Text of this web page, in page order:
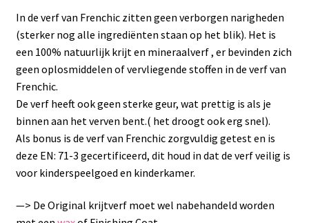
In de verf van Frenchic zitten geen verborgen narigheden
(sterker nog alle ingrediënten staan op het blik). Het is
een 100% natuurlijk krijt en mineraalverf , er bevinden zich
geen oplosmiddelen of vervliegende stoffen in de verf van
Frenchic.
De verf heeft ook geen sterke geur, wat prettig is als je
binnen aan het verven bent.( het droogt ook erg snel).
Als bonus is de verf van Frenchic zorgvuldig getest en is
deze EN: 71-3 gecertificeerd, dit houd in dat de verf veilig is
voor kinderspeelgoed en kinderkamer.
—> De Original krijtverf moet wel nabehandeld worden